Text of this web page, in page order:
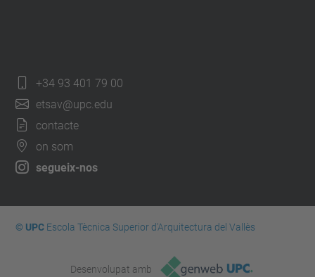
+34 93 401 79 00
etsav@upc.edu
contacte
on som
segueix-nos
© UPCEscola Tècnica Superior d'Arquitectura del Vallès
Desenvolupat amb